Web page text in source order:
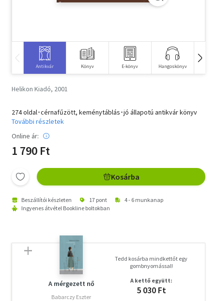
Antikvár Könyv E-könyv Hangoskönyv
Helikon Kiadó, 2001
274 oldal･cérnafűzött, keménytáblás･jó állapotú antikvár könyv
További részletek
Online ár:
1 790 Ft
Kosárba
Beszállítói készleten 17 pont
4 - 6 munkanap
Ingyenes átvétel Bookline boltokban
A mérgezett nő
Babarczy Eszter
Tedd kosárba mindkettőt egy
gombnyomással!
A kettő együtt:
5 030 Ft